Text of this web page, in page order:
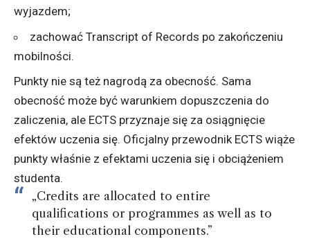
wyjazdem;
zachować Transcript of Records po zakończeniu
mobilności.
Punkty nie są też nagrodą za obecność. Sama
obecność może być warunkiem dopuszczenia do
zaliczenia, ale ECTS przyznaje się za osiągnięcie
efektów uczenia się. Oficjalny przewodnik ECTS wiąże
punkty właśnie z efektami uczenia się i obciążeniem
studenta.
„Credits are allocated to entire
qualifications or programmes as well as to
their educational components.”